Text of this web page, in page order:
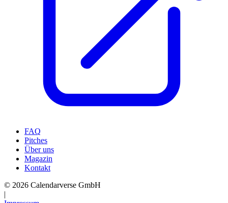
FAQ
Pitches
Über uns
Magazin
Kontakt
© 2026 Calendarverse GmbH
|